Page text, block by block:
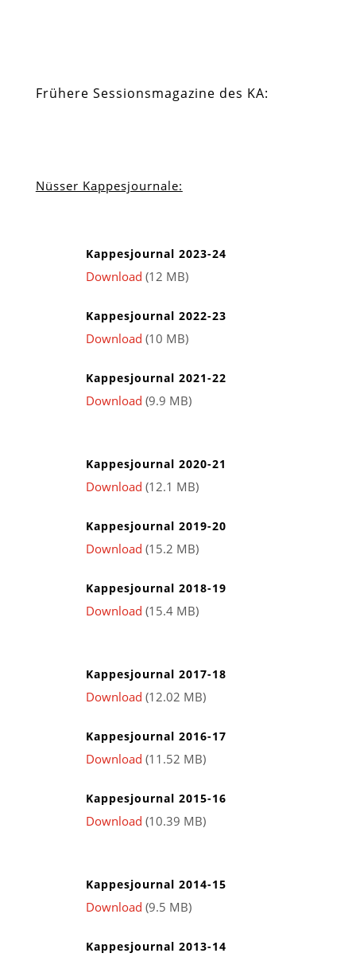
Frühere Sessionsmagazine des KA:
Nüsser Kappesjournale:
Kappesjournal 2023-24
Download (12 MB)
Kappesjournal 2022-23
Download (10 MB)
Kappesjournal 2021-22
Download (9.9 MB)
Kappesjournal 2020-21
Download (12.1 MB)
Kappesjournal 2019-20
Download (15.2 MB)
Kappesjournal 2018-19
Download (15.4 MB)
Kappesjournal 2017-18
Download (12.02 MB)
Kappesjournal 2016-17
Download (11.52 MB)
Kappesjournal 2015-16
Download (10.39 MB)
Kappesjournal 2014-15
Download (9.5 MB)
Kappesjournal 2013-14